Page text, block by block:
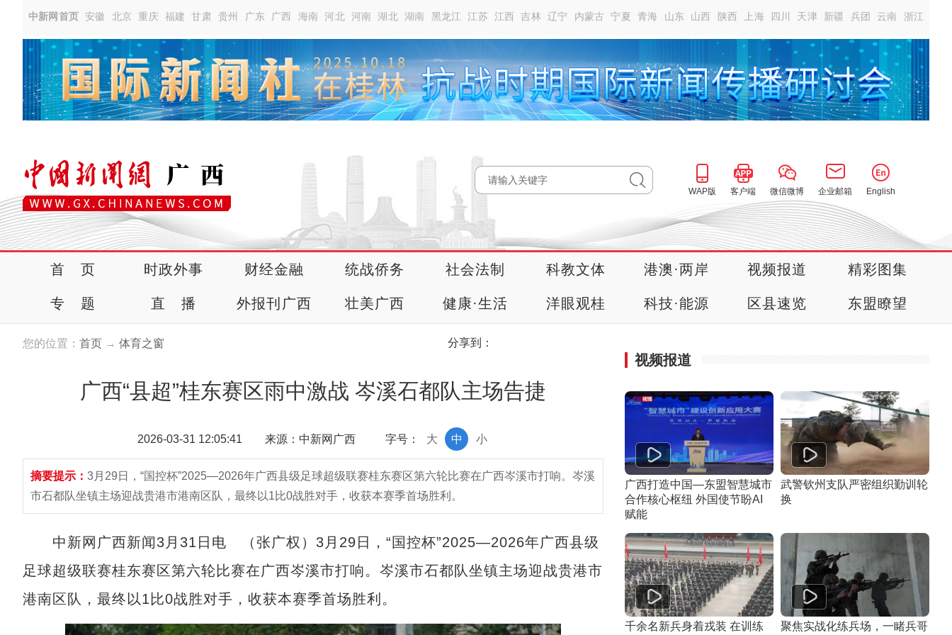
中新网首页 安徽 北京 重庆 福建 甘肃 贵州 广东 广西 海南 河北 河南 湖北 湖南 黑龙江 江苏 江西 吉林 辽宁 内蒙古 宁夏 青海 山东 山西 陕西 上海 四川 天津 新疆 兵团 云南 浙江
WAP版 客户端 微信微博 企业邮箱 English
首 页 时政外事 财经金融 统战侨务 社会法制 科教文体 港澳·两岸 视频报道 精彩图集
专 题 直 播 外报刊广西 壮美广西 健康·生活 洋眼观桂 科技·能源 区县速览 东盟瞭望
您的位置： 首页 → 体育之窗 分享到：
广西“县超”桂东赛区雨中激战 岑溪石都队主场告捷
2026-03-31 12:05:41 来源：中新网广西 字号： 小
中
大
摘要提示： 3月29日，“国控杯”2025—2026年广西县级足球超级联赛桂东赛区第六轮比赛在广西岑溪市打响。岑溪
市石都队坐镇主场迎战贵港市港南区队，最终以1比0战胜对手，收获本赛季首场胜利。
中新网广西新闻3月31日电 （张广权）3月29日，“国控杯”2025—2026年广西县级
足球超级联赛桂东赛区第六轮比赛在广西岑溪市打响。岑溪市石都队坐镇主场迎战贵港市
港南区队，最终以1比0战胜对手，收获本赛季首场胜利。
视频报道
广西打造中国—东盟智慧城市
合作核心枢纽 外国使节盼AI
赋能
武警钦州支队严密组织勤训轮
换
千余名新兵身着戎装 在训练 聚焦实战化练兵场，一睹兵哥